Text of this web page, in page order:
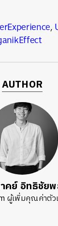
,
AUTHOR
คย์ อิทธิชัย
ผู้เพิ่มคุณค่าตัว